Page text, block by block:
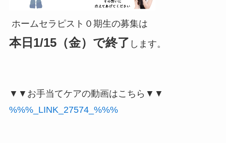
ホームセラピスト０期生の募集は
本日1/15（金）で終了 します。
▼▼お手当てケアの動画はこちら▼▼
%%%_LINK_27574_%%%